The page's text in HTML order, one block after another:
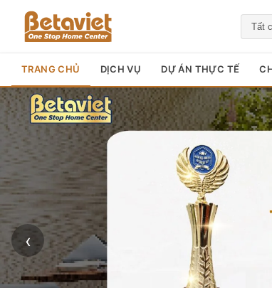
TRANG CHỦ DỊCH VỤ DỰ ÁN THỰC TẾ
‹